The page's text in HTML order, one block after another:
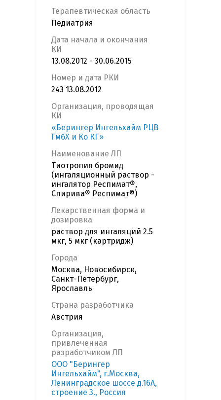
Терапевтическая область
Педиатрия
Дата начала и окончания
КИ
13.08.2012 - 30.06.2015
Номер и дата РКИ
243 13.08.2012
Организация, проводящая
КИ
«Берингер Ингельхайм РЦВ
ГмбХ и Ко КГ»
Наименование ЛП
Тиотропия бромид
(ингаляционный раствор -
ингалятор Респимат®,
Спирива® Респимат®)
Лекарственная форма и
дозировка
раствор для ингаляций 2.5
мкг, 5 мкг (картридж)
Города
Москва, Новосибирск,
Санкт-Петербург,
Ярославль
Страна разработчика
Австрия
Организация,
привлеченная
разработчиком ЛП
ООО "Берингер
Ингельхайм", г.Москва,
Ленинградское шоссе д.16А,
строение 3., Россия